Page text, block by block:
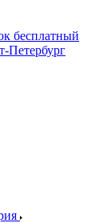
бесплатный
Петербург